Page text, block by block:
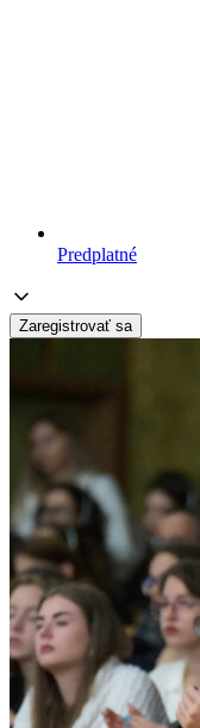
Predplatné
Zaregistrovať sa